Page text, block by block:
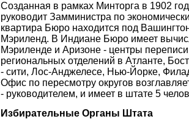
Созданная в рамках Минторга в 1902
руководит Замминистра по
квартира Бюро находится под
Мэриленд. В Индиане Бюро имеет
Мэриленде и Аризоне - центры
региональных отделений в Атланте,
- сити, Лос-Анджелесе, Нью-Йорке,
Офис по пересмотру округов
- руководителем, и имеет в штате 5
Избирательные Органы Штата